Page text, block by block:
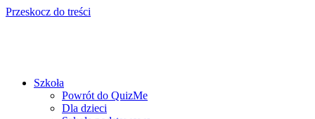
Przeskocz do treści
Szkoła
Powrót do QuizMe
Dla dzieci